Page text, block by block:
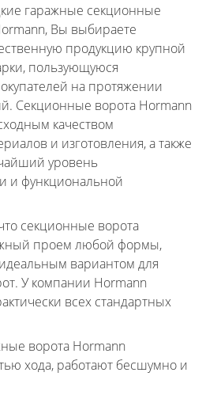
гаражные секционные
Вы выбираете
продукцию крупной
пользующуюся
на протяжении
Секционные ворота Hormann
качеством
и изготовления, а также
уровень
и функциональной
секционные ворота
проем любой формы,
вариантом для
У компании Hormann
всех стандартных
ворота Hormann
хода, работают бесшумно и